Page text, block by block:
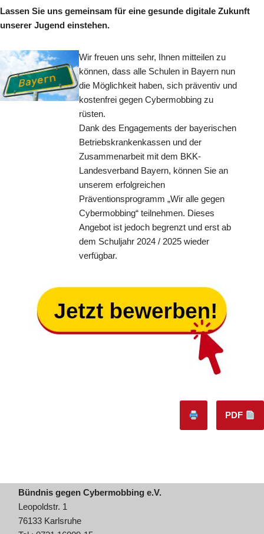
Lassen Sie uns gemeinsam für eine gesunde digitale Zukunft
unserer Jugend einstehen.
Wir freuen uns sehr, Ihnen mitteilen zu
können, dass alle Schulen in Bayern nun
die Möglichkeit haben, sich präventiv und
kostenfrei gegen Cybermobbing zu
rüsten.
Dank des Engagements der bayerischen
Betriebskrankenkassen und der
Zusammenarbeit mit dem BKK-
Landesverband Bayern, können Sie an
unserem erfolgreichen
Präventionsprogramm „Wir alle gegen
Cybermobbing“ teilnehmen. Dieses
Angebot ist jedoch begrenzt und erst ab
dem Schuljahr 2024 / 2025 wieder
verfügbar.
PDF
Bündnis gegen Cybermobbing e.V.
Leopoldstr. 1
76133 Karlsruhe